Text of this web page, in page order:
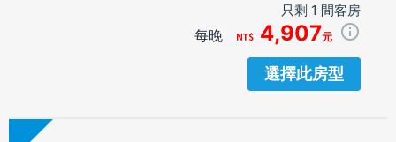
只剩 1 間客房
每晚 4,907元
選擇此房型